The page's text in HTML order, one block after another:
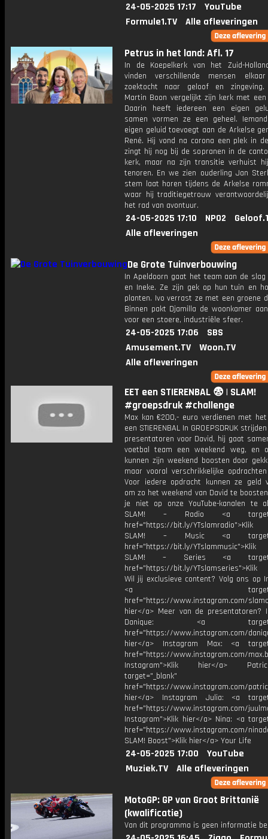
24-05-2025 17:17
YouTube
Formule1.TV
Alle afleveringen
Petrus in het land: Afl. 17
In de Koepelkerk van het Zuid-
vinden verschillende mensen
zoektocht naar geloof en zingeving.
Martin Boon vergelijkt zijn kerk met een
Daarin heeft iedereen een eigen
samen vormen ze een geheel.
eigen geluid toevoegt aan de Arkelse
René. Hij vond na corona een plek in
zingt hij nog bij de sopranen in de
kerk, maar na zijn transitie verhuist
tenoren. En we zien ouderling Jan
stem laat horen tijdens de Arkelse
waar hij traditiegetrouw
het rad van avontuur.
24-05-2025 17:10 NPO2
Alle afleveringen
De Grote Tuinverbouwing
In Apeldoorn gaat het team aan de slag
en Ineke. Ze zijn gek op hun tuin en
planten. Ivo verrast ze met een groene
Binnen pakt Djamilla de woonkamer
voor een stoere, industriële sfeer.
24-05-2025 17:06
SBS
Amusement.TV
Woon.TV
Alle afleveringen
EET een STIERENBAL 😨 | SLAM!
#groepsdruk #challenge
Max kan €200,- euro verdienen met
een STIERENBAL In GROEPSDRUK
presentatoren voor David, hij gaat
voetbal team een weekend weg, en
kunnen zijn weekend boosten door
maar vooral verschrikkelijke
Voor iedere opdracht kunnen ze geld
om zo het weekend van David te
je niet op onze YouTube-kanalen te
SLAM! – Radio <a
href="https://bit.ly/
SLAM! – Music <a
href="https://bit.ly/
SLAM! – Series <a
href="https://bit.ly/
Wil jij exclusieve content? Volg ons op
<a
href="https://www.instagram.com/
hier</a> Meer van de presentatoren?
Danique: <a
href="https://www.instagram.com/
hier</a> Instagram Max: <a
href="https://www.instagram.com/
Instagram">Klik hier</a>
target="_blank"
href="https://www.instagram.com/
hier</a> Instagram Julia: <a
href="https://www.instagram.com/
Instagram">Klik hier</a> Nina: <a
href="https://www.instagram.com/
SLAM! Boost">Klik hier</a> Your Life
24-05-2025 17:00
YouTube
Muziek.TV
Alle afleveringen
MotoGP: GP van Groot Brittanië
(kwalificatie)
Van dit programma is geen informatie